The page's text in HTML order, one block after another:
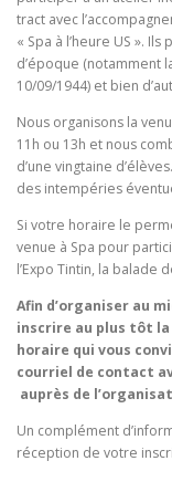
tract avec
« Spa à l’heure US ».
d’époque (notamment
10/09/1944) et bien
Nous organisons la
11h ou 13h et nous
d’une vingtaine
des intempéries
Si votre horaire le
venue à Spa pour
l’Expo Tintin, la balade
Afin d’organiser au
inscrire au plus tôt
horaire qui vous
courriel de contact
auprès de
Un complément
réception de votre